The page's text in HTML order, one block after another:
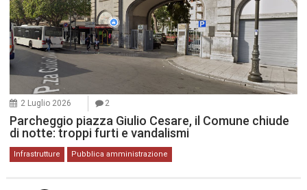
2 Luglio 2026 2
Parcheggio piazza Giulio Cesare, il Comune chiude
di notte: troppi furti e vandalismi
Infrastrutture Pubblica amministrazione